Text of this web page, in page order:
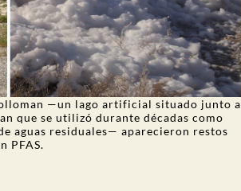
—un lago artificial situado junto a
que se utilizó durante décadas como
aguas residuales— aparecieron restos
PFAS.